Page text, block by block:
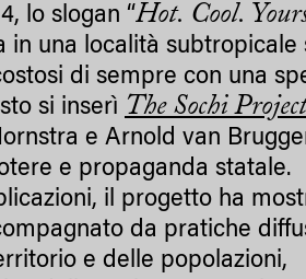
lo slogan “Hot. Cool.
una località subtropicale
di sempre con una
si inserì The Sochi Project
e Arnold van
e propaganda statale.
il progetto ha
da pratiche
e delle popolazioni,